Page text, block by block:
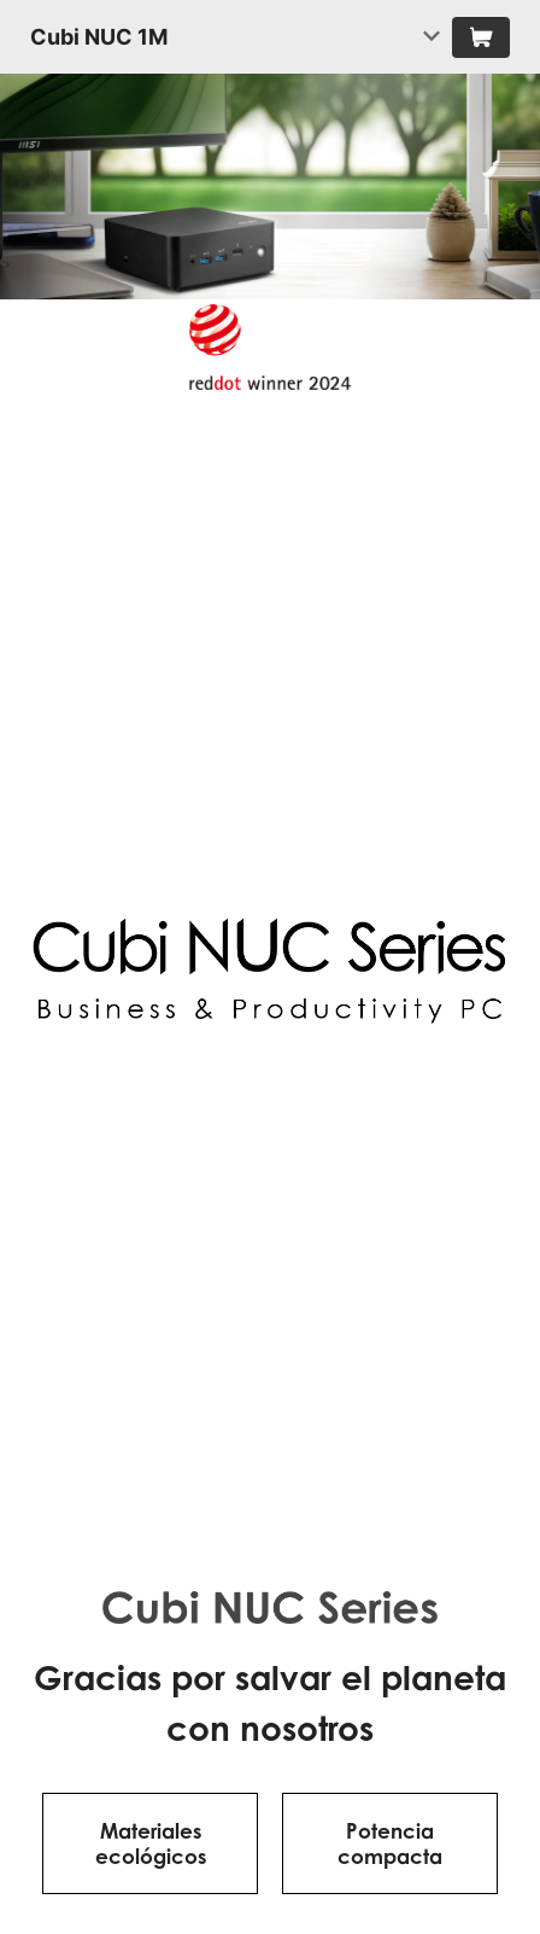
Cubi NUC 1M
Gracias por salvar el planeta
con nosotros
Materiales
ecológicos
Potencia
compacta